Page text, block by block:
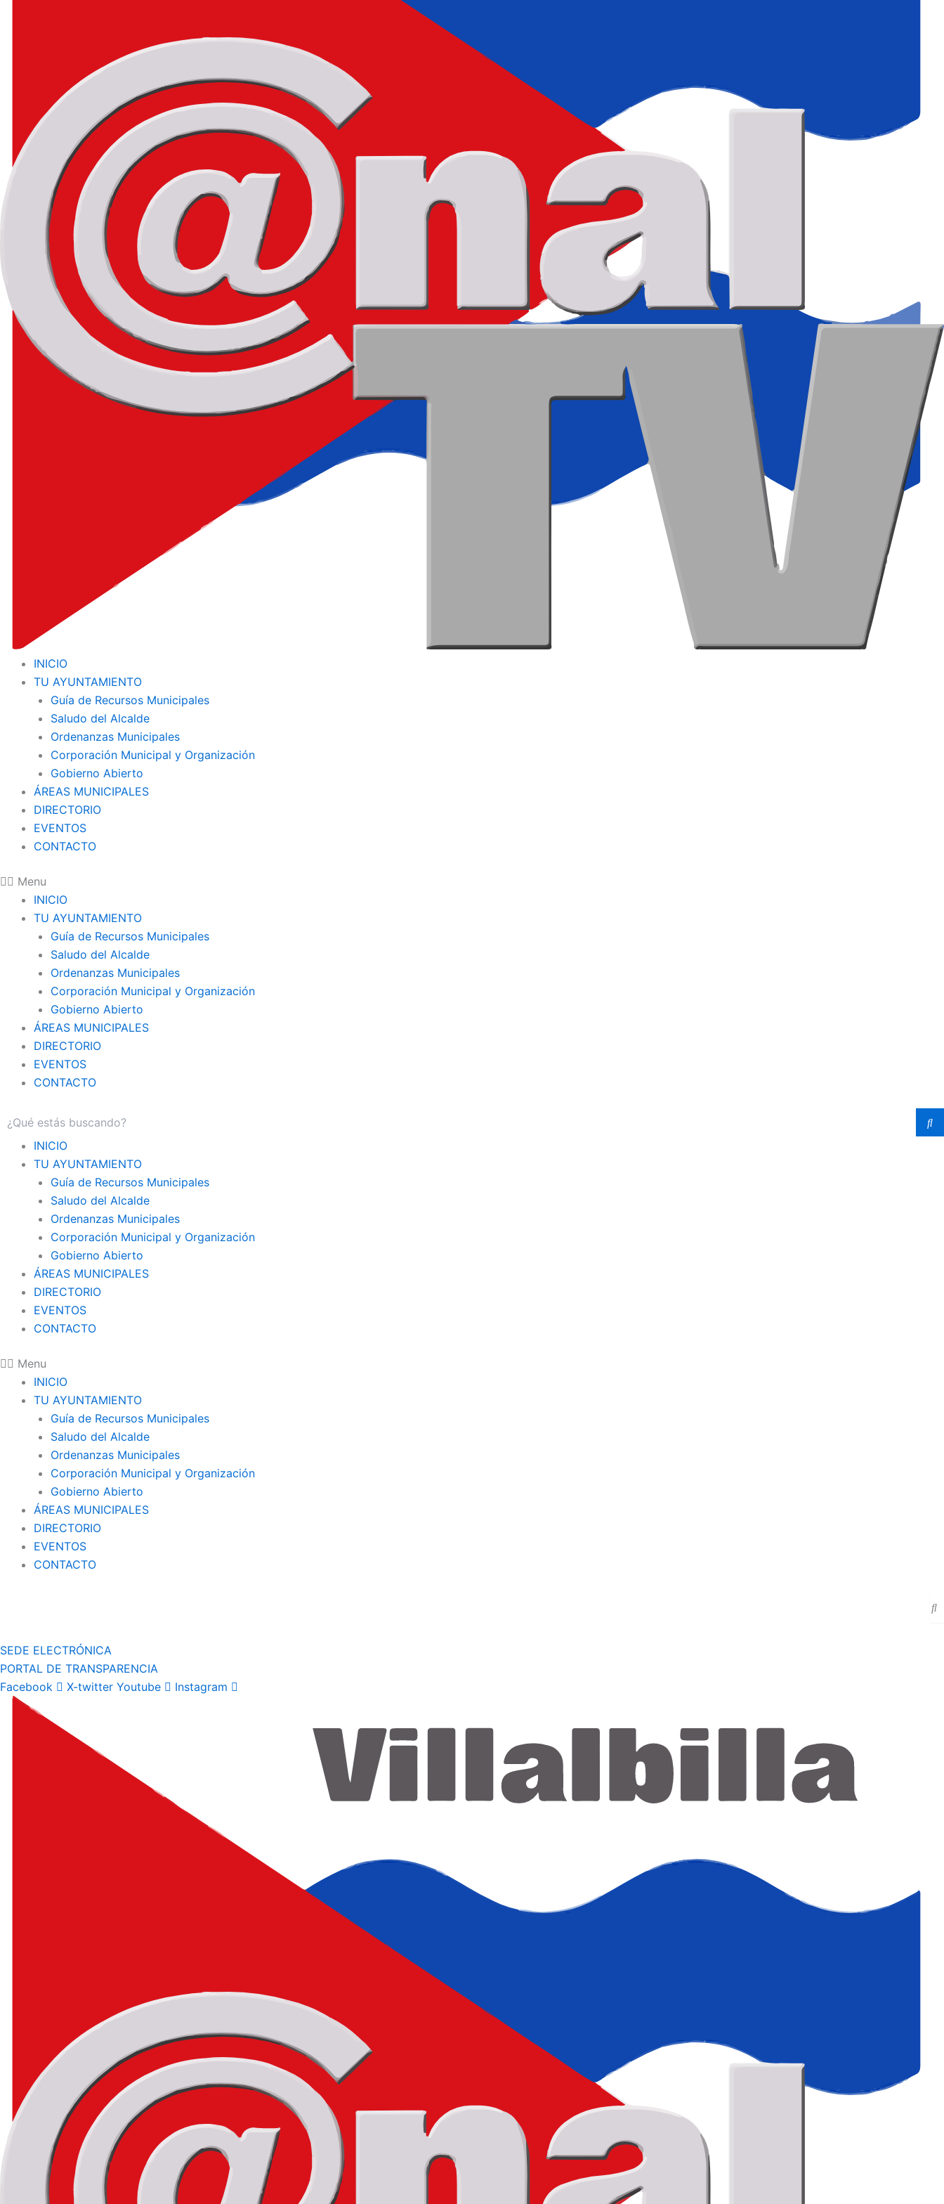
INICIO
TU AYUNTAMIENTO
Guía de Recursos Municipales
Saludo del Alcalde
Ordenanzas Municipales
Corporación Municipal y Organización
Gobierno Abierto
ÁREAS MUNICIPALES
DIRECTORIO
EVENTOS
CONTACTO
Menu
INICIO
TU AYUNTAMIENTO
Guía de Recursos Municipales
Saludo del Alcalde
Ordenanzas Municipales
Corporación Municipal y Organización
Gobierno Abierto
ÁREAS MUNICIPALES
DIRECTORIO
EVENTOS
CONTACTO
INICIO
TU AYUNTAMIENTO
Guía de Recursos Municipales
Saludo del Alcalde
Ordenanzas Municipales
Corporación Municipal y Organización
Gobierno Abierto
ÁREAS MUNICIPALES
DIRECTORIO
EVENTOS
CONTACTO
Menu
INICIO
TU AYUNTAMIENTO
Guía de Recursos Municipales
Saludo del Alcalde
Ordenanzas Municipales
Corporación Municipal y Organización
Gobierno Abierto
ÁREAS MUNICIPALES
DIRECTORIO
EVENTOS
CONTACTO
SEDE ELECTRÓNICA
PORTAL DE TRANSPARENCIA
Facebook
X-twitter Youtube Instagram